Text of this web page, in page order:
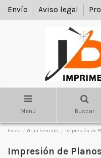
Envío Aviso legal
Menú Buscar
Inicio Gran formato Impresión de
Impresión de Planos